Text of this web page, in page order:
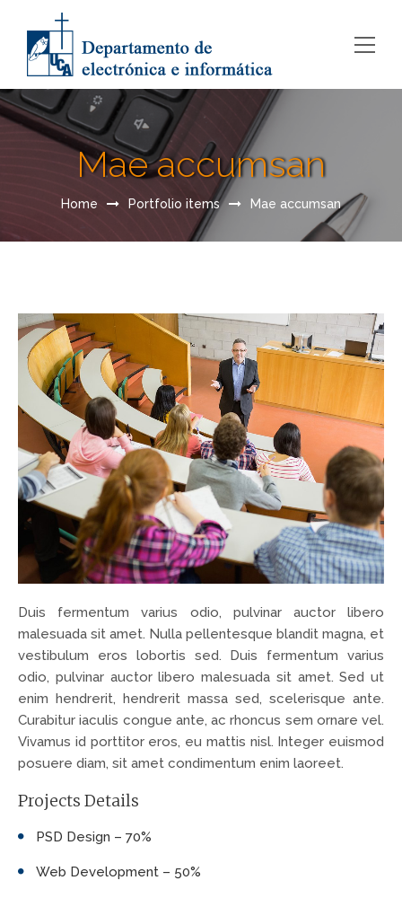
Mae accumsan
Home Portfolio items Mae accumsan
Duis fermentum varius odio, pulvinar auctor libero
malesuada sit amet. Nulla pellentesque blandit magna, et
vestibulum eros lobortis sed. Duis fermentum varius
odio, pulvinar auctor libero malesuada sit amet. Sed ut
enim hendrerit, hendrerit massa sed, scelerisque ante.
Curabitur iaculis congue ante, ac rhoncus sem ornare vel.
Vivamus id porttitor eros, eu mattis nisl. Integer euismod
posuere diam, sit amet condimentum enim laoreet.
Projects Details
PSD Design – 70%
Web Development – 50%